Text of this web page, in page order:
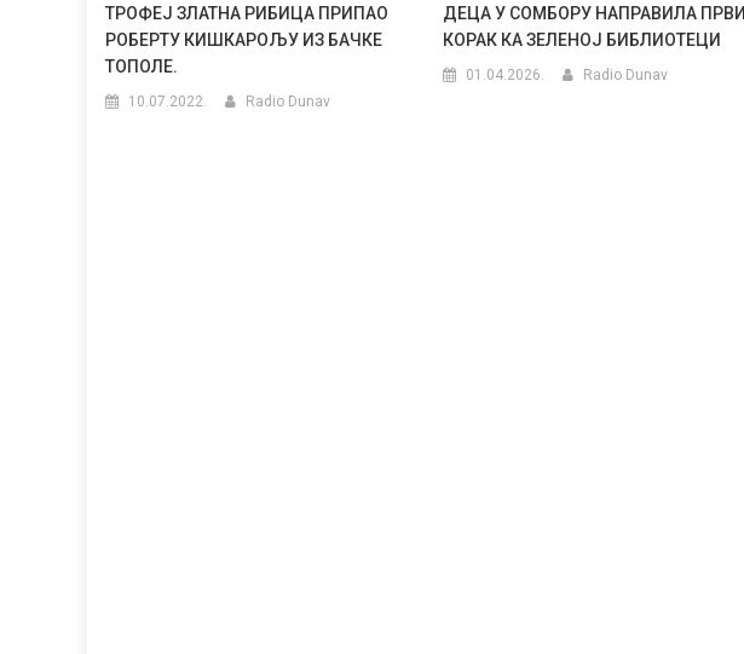
ТРОФЕЈ ЗЛАТНА РИБИЦА ПРИПАО
РОБЕРТУ КИШКАРОЉУ ИЗ БАЧКЕ
ТОПОЛЕ.
10.07.2022. Radio Dunav
ДЕЦА У СОМБОРУ НАПРАВИЛА ПРВИ
КОРАК КА ЗЕЛЕНОЈ БИБЛИОТЕЦИ
01.04.2026. Radio Dunav